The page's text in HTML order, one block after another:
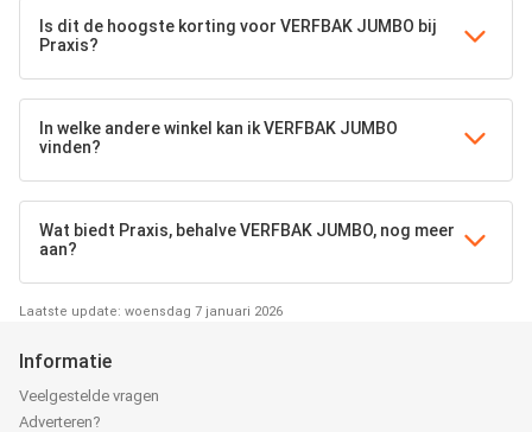
Is dit de hoogste korting voor VERFBAK JUMBO bij
Praxis?
In welke andere winkel kan ik VERFBAK JUMBO
vinden?
Wat biedt Praxis, behalve VERFBAK JUMBO, nog meer
aan?
Laatste update: woensdag 7 januari 2026
Informatie
Veelgestelde vragen
Adverteren?